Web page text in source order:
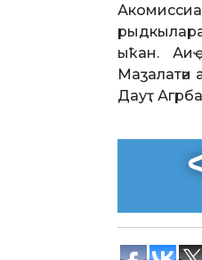
ыҟан.
Дауҭ